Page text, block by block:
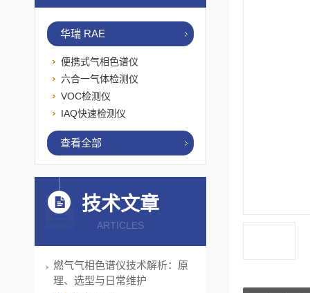
华瑞 RAE
便携式气相色谱仪
六合一气体检测仪
VOC检测仪
IAQ快速检测仪
查看全部
技术文章
ARTICLES
燃气气相色谱仪技术解析：原
理、选型与日常维护